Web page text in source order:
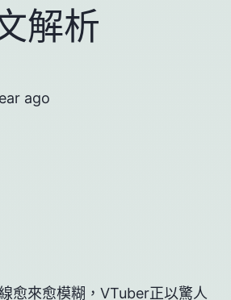
解析
ago
愈來愈模糊，VTuber正以驚人